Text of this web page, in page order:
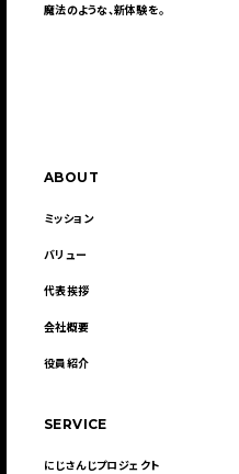
魔法のような、新体験を。
ABOUT
ミッション
バリュー
代表挨拶
会社概要
役員紹介
SERVICE
にじさんじプロジェクト